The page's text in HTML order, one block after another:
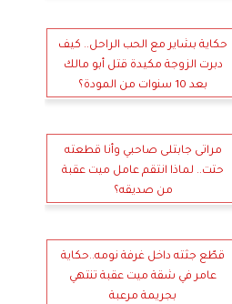
حكاية بشاير مع الحب الراحل.. كيف
دبرت الزوجة مكيدة قتل أبو مالك
بعد 10 سنوات من المودة؟
مراتى جابتلى صاحبي وأنا قطعته
حتت.. لماذا انتقم عامل ميت عقبة
من صديقه؟
قطّع جثته داخل غرفة نومه..حكاية
عامر في شقة ميت عقبة تنتهي
بجريمة مرعبة